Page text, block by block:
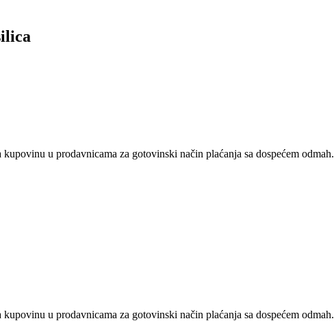
u prodavnicama za gotovinski način plaćanja sa dospećem odmah.
u prodavnicama za gotovinski način plaćanja sa dospećem odmah.